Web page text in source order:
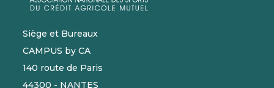
Siège et Bureaux
CAMPUS by CA
140 route de Paris
44300 - NANTES